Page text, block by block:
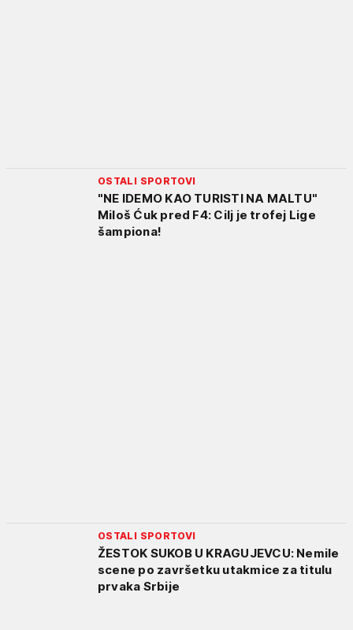
OSTALI SPORTOVI
"NE IDEMO KAO TURISTI NA MALTU"
Miloš Ćuk pred F4: Cilj je trofej Lige
šampiona!
OSTALI SPORTOVI
ŽESTOK SUKOB U KRAGUJEVCU: Nemile
scene po završetku utakmice za titulu
prvaka Srbije